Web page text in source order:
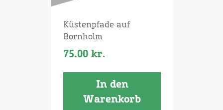
Küstenpfade auf
Bornholm
75.00 kr.
In den
Warenkorb